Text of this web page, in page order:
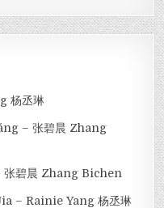
杨丞琳
– 张碧晨 Zhang
碧晨 Zhang Bichen
– Rainie Yang 杨丞琳